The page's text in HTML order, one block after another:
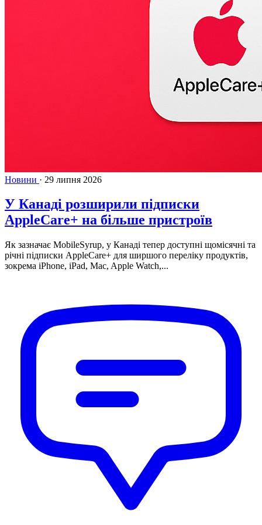
Новини · 29 липня 2026
У Канаді розширили підписки
AppleCare+ на більше пристроїв
Як зазначає MobileSyrup, у Канаді тепер доступні щомісячні та
річні підписки AppleCare+ для ширшого переліку продуктів,
зокрема iPhone, iPad, Mac, Apple Watch,...